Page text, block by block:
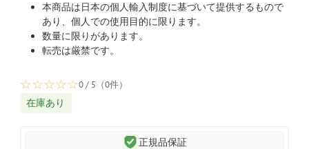
本商品は日本の個人輸入制度に基づいて提供するもので
あり、個人での使用目的に限ります。
数量に限りがあります。
転売は厳禁です。
☆☆☆☆☆0 / 5（0件）
在庫あり
正規品保証